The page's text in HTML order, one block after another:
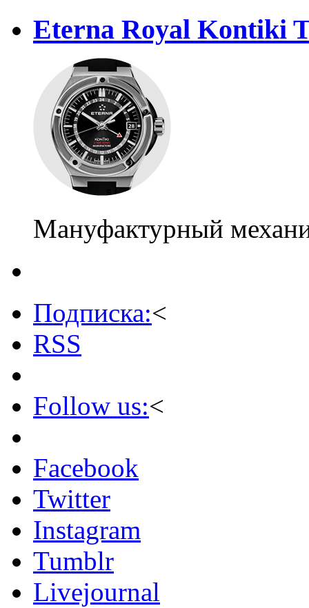
Eterna Royal Kontiki
Мануфактурный
Подписка:<
RSS
Follow us:<
Facebook
Twitter
Instagram
Tumblr
Livejournal